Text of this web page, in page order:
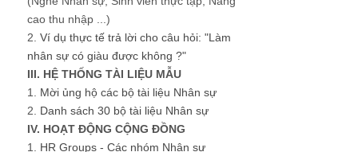
cao thu nhập ...)
2. Ví dụ thực tế trả lời cho câu hỏi: "Làm
nhân sự có giàu được không ?"
III. HỆ THỐNG TÀI LIỆU MẪU
1. Mời ủng hộ các bộ tài liệu Nhân sự
2. Danh sách 30 bộ tài liệu Nhân sự
IV. HOẠT ĐỘNG CỘNG ĐỒNG
1. HR Groups - Các nhóm Nhân sự